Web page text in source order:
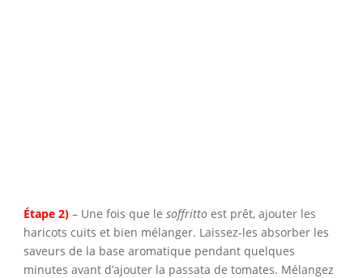
Étape 2) – Une fois que le soffrittoest prêt, ajouter les
haricots cuits et bien mélanger. Laissez-les absorber les
saveurs de la base aromatique pendant quelques
minutes avant d’ajouter la passata de tomates. Mélangez